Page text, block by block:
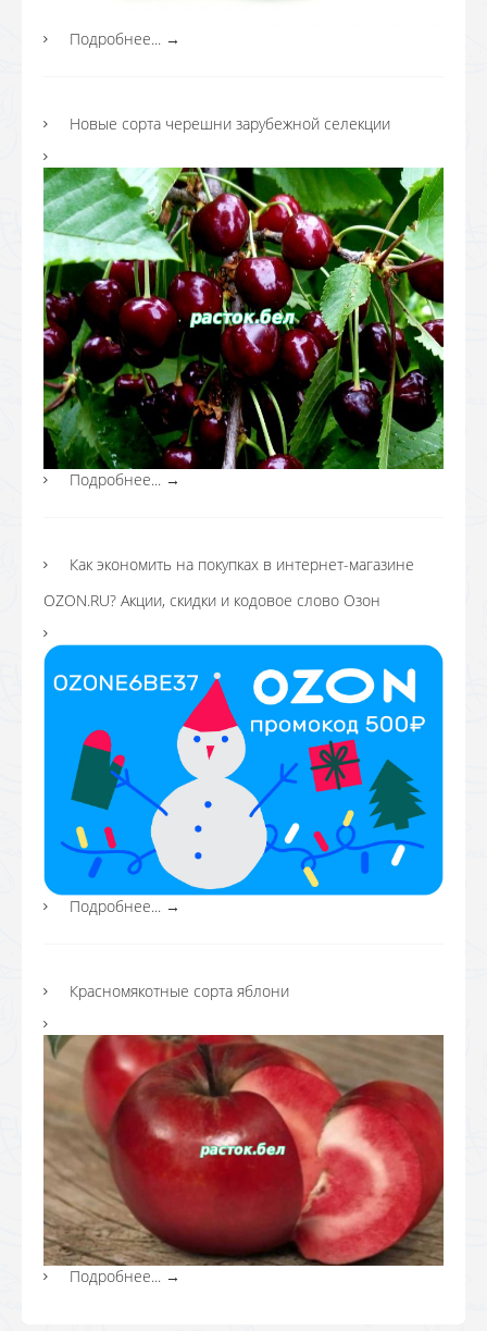
Подробнее... →
Новые сорта черешни зарубежной селекции
Подробнее... →
Как экономить на покупках в интернет-магазине
OZON.RU? Акции, скидки и кодовое слово Озон
Подробнее... →
Красномякотные сорта яблони
Подробнее... →